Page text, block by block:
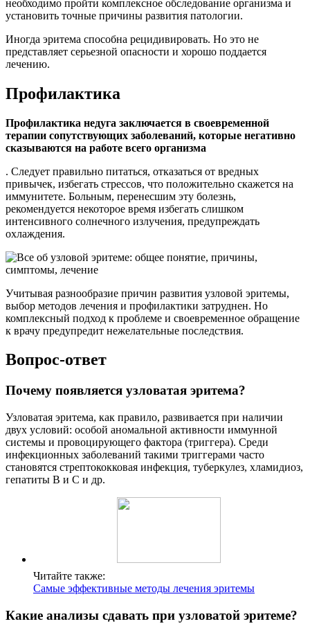
необходимо пройти комплексное обследование организма и
установить точные причины развития патологии.
Иногда эритема способна рецидивировать. Но это не
представляет серьезной опасности и хорошо поддается
лечению.
Профилактика
Профилактика недуга заключается в своевременной
терапии сопутствующих заболеваний, которые негативно
сказываются на работе всего организма
. Следует правильно питаться, отказаться от вредных
привычек, избегать стрессов, что положительно скажется на
иммунитете. Больным, перенесшим эту болезнь,
рекомендуется некоторое время избегать слишком
интенсивного солнечного излучения, предупреждать
охлаждения.
Учитывая разнообразие причин развития узловой эритемы,
выбор методов лечения и профилактики затруднен. Но
комплексный подход к проблеме и своевременное обращение
к врачу предупредит нежелательные последствия.
Вопрос-ответ
Почему появляется узловатая эритема?
Узловатая эритема, как правило, развивается при наличии
двух условий: особой аномальной активности иммунной
системы и провоцирующего фактора (триггера). Среди
инфекционных заболеваний такими триггерами часто
становятся стрептококковая инфекция, туберкулез, хламидиоз,
гепатиты В и С и др.
Читайте также:
Самые эффективные методы лечения эритемы
Какие анализы сдавать при узловатой эритеме?